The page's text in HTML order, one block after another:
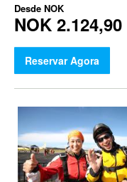
Desde NOK
NOK 2.124,90
Reservar Agora